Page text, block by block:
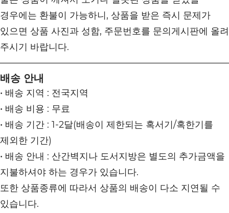
경우에는 환불이 가능하니, 상품을 받은 즉시 문제가
있으면 상품 사진과 성함, 주문번호를 문의게시판에 올려
주시기 바랍니다.
배송 안내
• 배송 지역 : 전국지역
• 배송 비용 : 무료
• 배송 기간 : 1-2달(배송이 제한되는 혹서기/혹한기를
제외한 기간)
• 배송 안내 : 산간벽지나 도서지방은 별도의 추가금액을
지불하셔야 하는 경우가 있습니다.
또한 상품종류에 따라서 상품의 배송이 다소 지연될 수
있습니다.